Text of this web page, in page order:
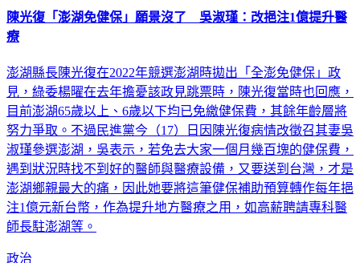
療
見，綠委楊曜在去年擔憂該政見跳票時，陳光復當時也回應，
目前澎湖65歲以上、6歲以下均已免繳健保費，其餘年齡層將
努力爭取。不過民進黨今（17）日因陳光復病情改徵召其妻吳
淑瑾參選澎湖，吳表示，若免去大家一個月幾百塊的健保費，
遇到狀況時找不到好的醫師與醫療設備，又要送到台灣，才是
澎湖鄉親最大的痛，因此她要將這筆健保補助預算轉作每年挹
注1億元新台幣，作為提升地方醫療之用，如高薪聘請專科醫
師長駐澎湖等。